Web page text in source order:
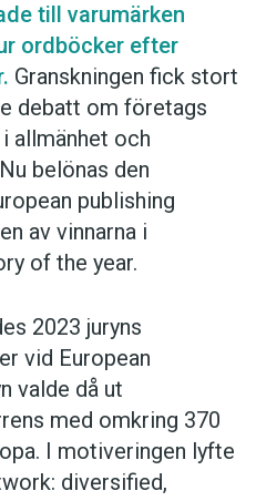
till varumärken
ordböcker efter
Granskningen fick stort
debatt om företags
allmänhet och
belönas den
publishing
av vinnarna i
of the year.
2023 juryns
vid European
valde då ut
med omkring 370
I motiveringen lyfte
diversified,